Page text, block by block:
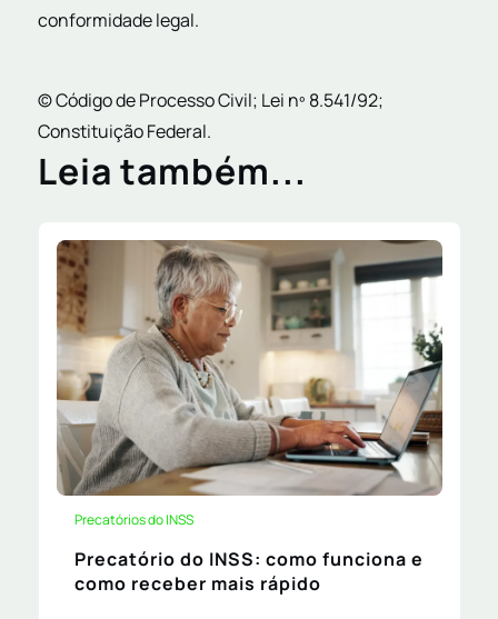
conformidade legal.
© Código de Processo Civil; Lei nº 8.541/92;
Constituição Federal.
Leia também...
Precatórios do INSS
Precatório do INSS: como funciona e
como receber mais rápido